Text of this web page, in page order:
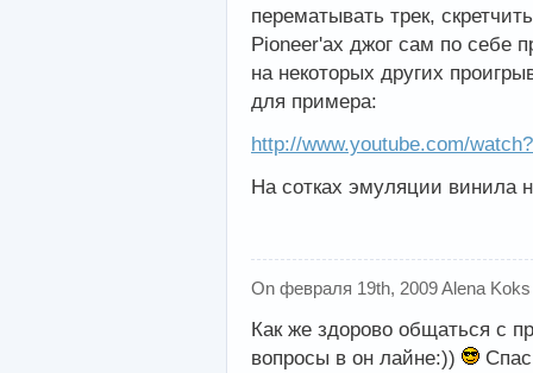
перематывать трек,
Pioneer'ах джог сам по себе
на некоторых других
для примера:
http://www.youtube.com/
На сотках эмуляции винила
On февраля 19th, 2009 Alena
Как же здорово общаться с
вопросы в он лайне:))